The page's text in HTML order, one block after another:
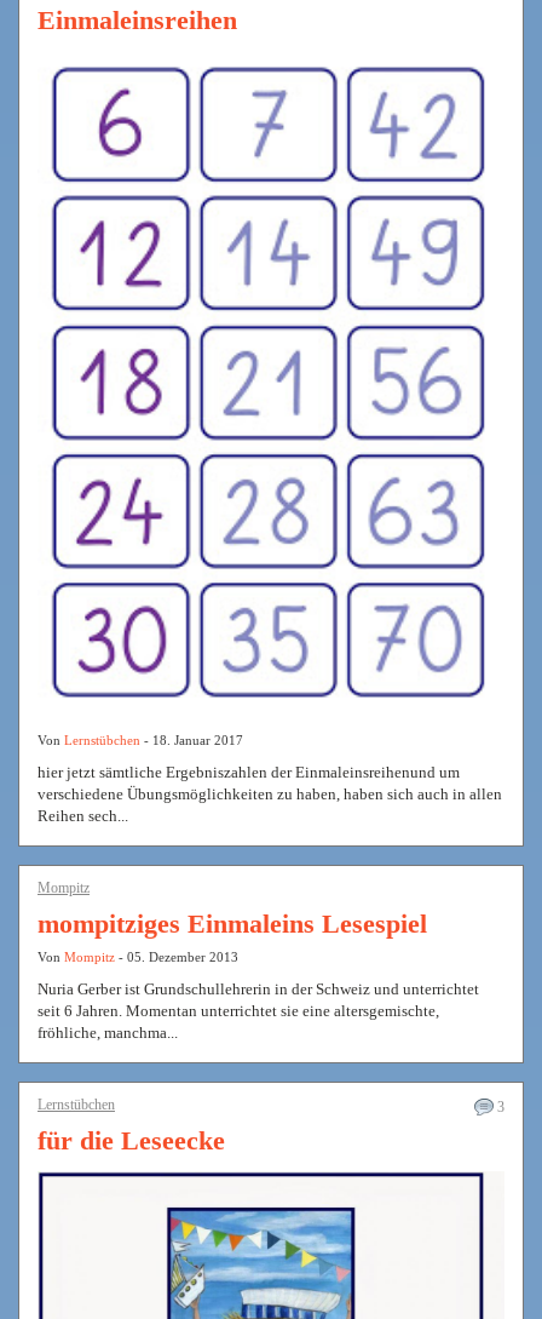
Einmaleinsreihen
Von Lernstübchen - 18. Januar 2017
hier jetzt sämtliche Ergebniszahlen der Einmaleinsreihenund um
verschiedene Übungsmöglichkeiten zu haben, haben sich auch in allen
Reihen sech...
Mompitz
mompitziges Einmaleins Lesespiel
Von Mompitz - 05. Dezember 2013
Nuria Gerber ist Grundschullehrerin in der Schweiz und unterrichtet
seit 6 Jahren. Momentan unterrichtet sie eine altersgemischte,
fröhliche, manchma...
3
Lernstübchen
für die Leseecke